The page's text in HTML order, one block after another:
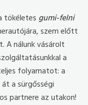
tökéletes gumi-felni
szem előtt
A nálunk vásárolt
a
folyamatot: a
a sürgősségi
partnere az utakon!